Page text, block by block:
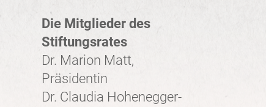
Die Mitglieder des
Stiftungsrates
Dr. Marion Matt,
Präsidentin
Dr. Claudia Hohenegger-